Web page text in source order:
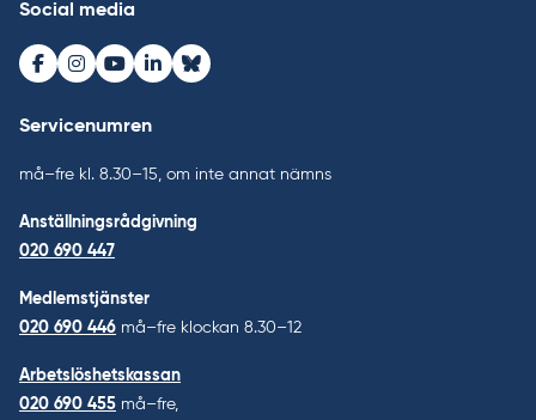
Social media
Facebook
Instagram
Youtube
LinkedInBluesky
Servicenumren
må–fre kl. 8.30–15, om inte annat nämns
Anställningsrådgivning
020 690 447
Medlemstjänster
020 690 446 må–fre klockan 8.30–12
Arbetslöshetskassan
020 690 455 må–fre,